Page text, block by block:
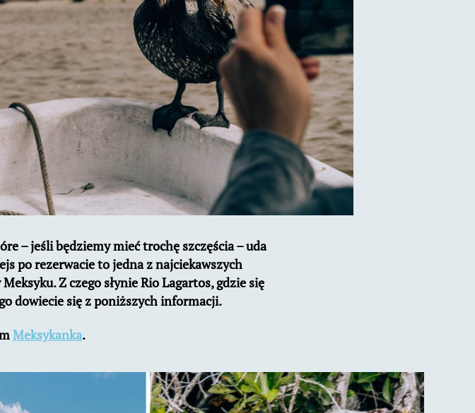
– jeśli będziemy mieć trochę szczęścia – uda
po rezerwacie to jedna z najciekawszych
Z czego słynie Rio Lagartos, gdzie się
dowiecie się z poniższych informacji.
Meksykanka.